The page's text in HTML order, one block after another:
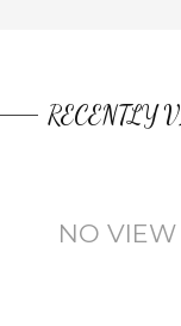
RECENTLY
NO